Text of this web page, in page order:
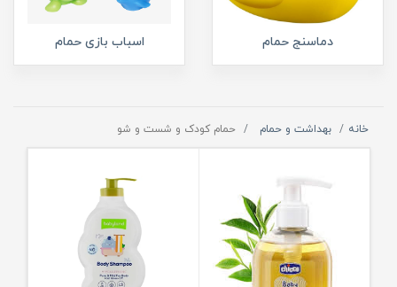
دماسنج حمام اسباب بازی حمام
خانه بهداشت و حمام حمام کودک و شست و شو